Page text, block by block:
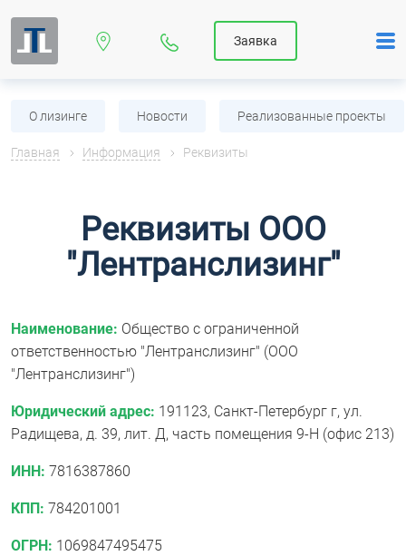
Заявка
О лизинге Новости Реализованные проекты
Главная Информация Реквизиты
Реквизиты ООО
"Лентранслизинг"
Наименование: Общество с ограниченной
ответственностью "Лентранслизинг" (ООО
"Лентранслизинг")
Юридический адрес: 191123, Санкт-Петербург г, ул.
Радищева, д. 39, лит. Д, часть помещения 9-Н (офис 213)
ИНН: 7816387860
КПП: 784201001
ОГРН: 1069847495475